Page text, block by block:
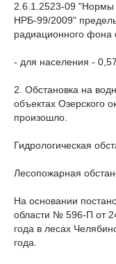
2.6.1.2523-09 "Нормы
НРБ-99/2009"
радиационного фона
- для населения -
2. Обстановка на
объектах Озерского
произошло.
Гидрологическая
Лесопожарная
На основании
области № 596-П от
года в лесах
года.